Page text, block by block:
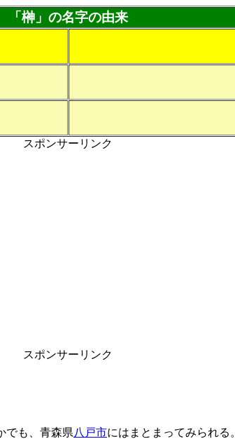
「榊」の名字の由来
スポンサーリンク
スポンサーリンク
でも、青森県八戸市にはまとまってみられる